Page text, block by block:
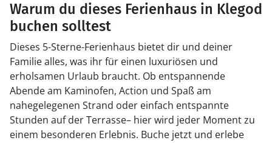
Warum du dieses Ferienhaus in Klegod
buchen solltest
Dieses 5-Sterne-Ferienhaus bietet dir und deiner
Familie alles, was ihr für einen luxuriösen und
erholsamen Urlaub braucht. Ob entspannende
Abende am Kaminofen, Action und Spaß am
nahegelegenen Strand oder einfach entspannte
Stunden auf der Terrasse– hier wird jeder Moment zu
einem besonderen Erlebnis. Buche jetzt und erlebe